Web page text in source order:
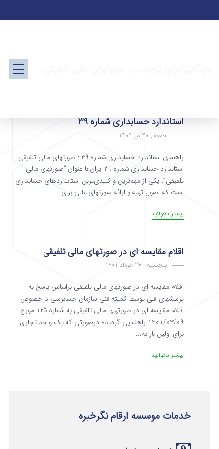
استاندارد حسابداری شماره 39
جمعه , 20 تیر 1404
راهنمای استاندارد حسابداری شماره 39 : صورتهای مالی تلفیقی
استاندارد حسابداری شماره 39 ایران با عنوان “صورتهای مالی
تلفیقی”، یکی از مهم‌ترین و کلیدی‌ترین استانداردهای حسابداری
است که اصول تهیه و ارائه صورتهای مالی برای ...
بیشتر بخوانید
اقلام مقایسه ای در صورتهای مالی تلفیقی
پنجشنبه , 26 خرداد 1401
اقلام مقایسه ای در صورتهای مالی تلفیقی براساس پاسخ به
پرسشهای فنی توسط کمیته فنی سازمان حسابرسی درخصوص
اقلام مقایسه ای در صورتهای مالی تلفیقی به شماره 125 مورخ
1401/03/09 راهنمایی گردیده درصورتی که یک واحد تجاری
برای اولین بار به...
بیشتر بخوانید
خدمات موسسه ارقام نگرخبره